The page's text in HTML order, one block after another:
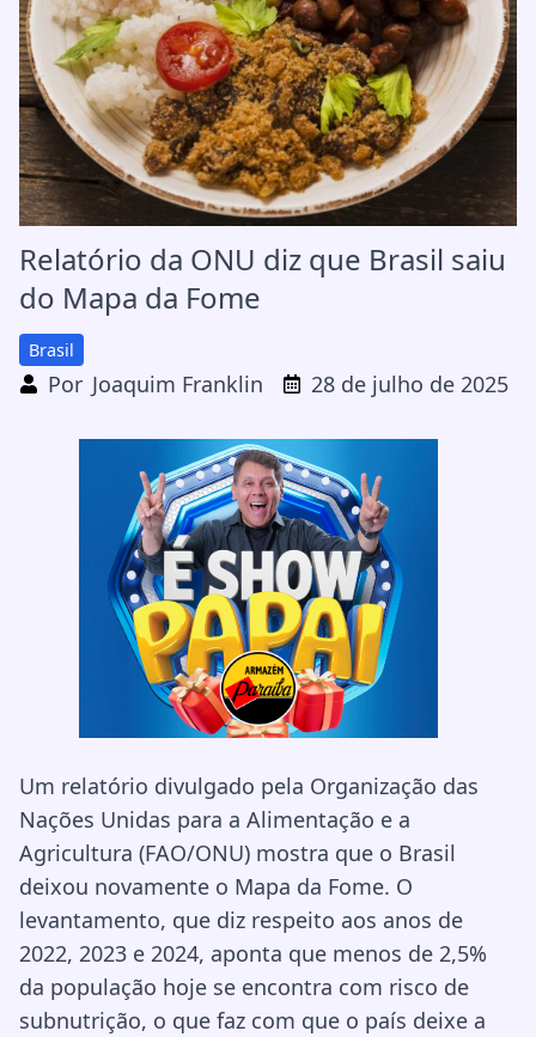
Relatório da ONU diz que Brasil saiu
do Mapa da Fome
Brasil
Por Joaquim Franklin 28 de julho de 2025
Um relatório divulgado pela Organização das
Nações Unidas para a Alimentação e a
Agricultura (FAO/ONU) mostra que o Brasil
deixou novamente o Mapa da Fome. O
levantamento, que diz respeito aos anos de
2022, 2023 e 2024, aponta que menos de 2,5%
da população hoje se encontra com risco de
subnutrição, o que faz com que o país deixe a